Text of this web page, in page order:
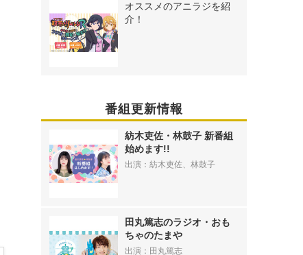
オススメのアニラジを紹
介！
番組更新情報
紡木吏佐・林鼓子 新番組
始めます!!
出演：紡木吏佐、林鼓子
田丸篤志のラジオ・おも
ちゃのたまや
出演：田丸篤志